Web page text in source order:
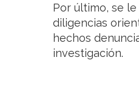
Por último, se
diligencias
hechos
investigación.